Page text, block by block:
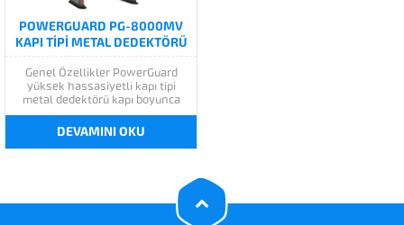
POWERGUARD PG-8000MV
KAPI TİPİ METAL DEDEKTÖRÜ
Genel Özellikler PowerGuard
yüksek hassasiyetli kapı tipi
metal dedektörü kapı boyunca
dizilmiş bağımsız LED ışık barları
geçiş yapmakta olan kişinin
üzerindeki tehdit olan objenin
konumunu gösterir. Bu
bulunmamaktadır. Bu 8 bölgenin
ayrı...
DEVAMINI OKU